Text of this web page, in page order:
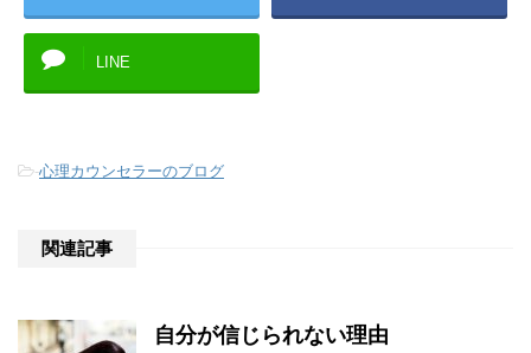
LINE
-心理カウンセラーのブログ
関連記事
自分が信じられない理由